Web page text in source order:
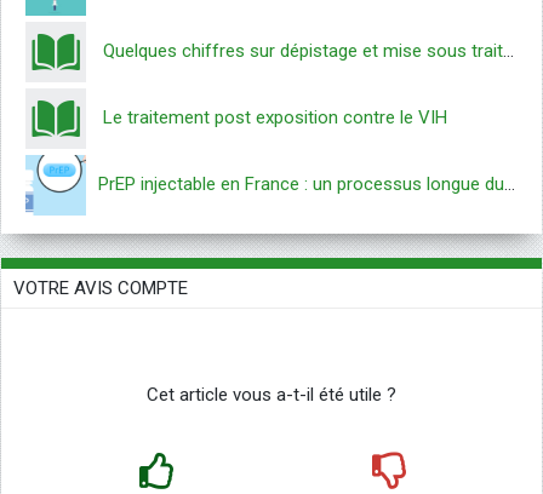
Quelques chiffres sur dépistage et mise sous traitement VIH dans le monde
Le traitement post exposition contre le VIH
PrEP injectable en France : un processus longue durée
VOTRE AVIS COMPTE
Cet article vous a-t-il été utile ?